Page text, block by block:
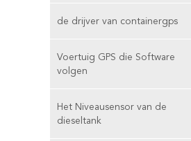
de drijver van containergps
Voertuig GPS die Software
volgen
Het Niveausensor van de
dieseltank